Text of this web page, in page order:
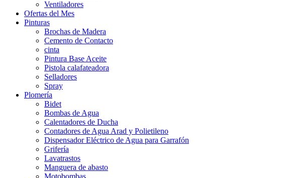
Ventiladores
Ofertas del Mes
Pinturas
Brochas de Madera
Cemento de Contacto
cinta
Pintura Base Aceite
Pistola calafateadora
Selladores
Spray
Plomería
Bidet
Bombas de Agua
Calentadores de Ducha
Contadores de Agua Arad y Polietileno
Dispensador Eléctrico de Agua para Garrafón
Grifería
Lavatrastos
Manguera de abasto
Motobombas